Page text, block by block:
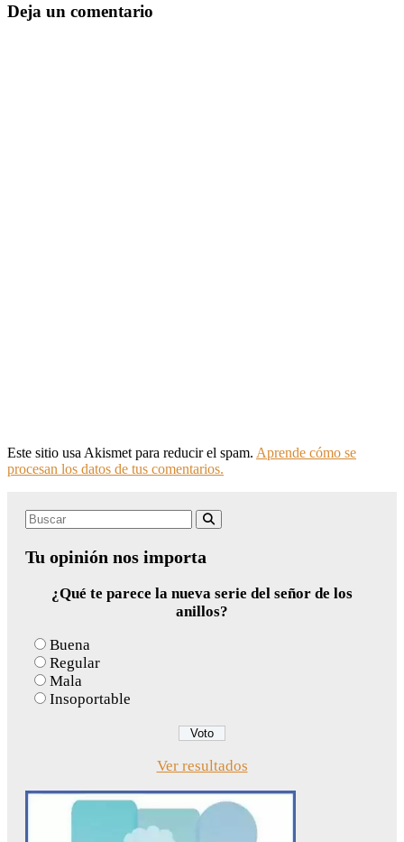
Deja un comentario
Este sitio usa Akismet para reducir el spam. Aprende cómo se
procesan los datos de tus comentarios.
Search
Tu opinión nos importa
¿Qué te parece la nueva serie del señor de los
anillos?
Buena
Regular
Mala
Insoportable
Ver resultados